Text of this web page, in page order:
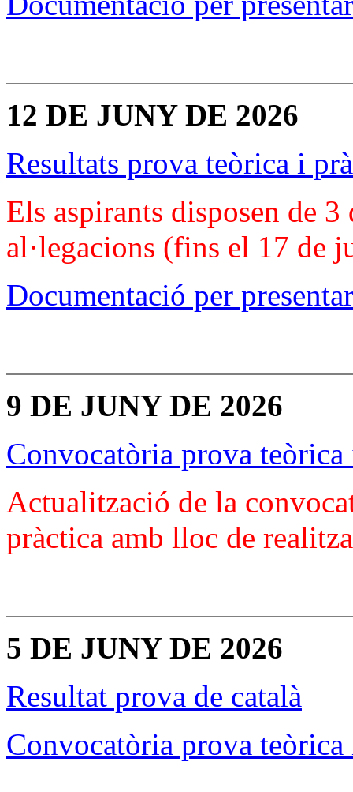
12 DE JUNY DE 2026
Resultats prova teòrica i
Els aspirants disposen de
al·legacions (fins el 17 de
Documentació per
9 DE JUNY DE 2026
Convocatòria prova
Actualització de la
pràctica amb lloc de
5 DE JUNY DE 2026
Resultat prova de català
Convocatòria prova